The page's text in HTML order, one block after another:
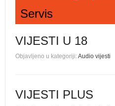
Servis
VIJESTI U 18
Objavljeno u kategoriji:Audio vijesti
VIJESTI PLUS